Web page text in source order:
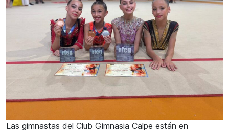
Las gimnastas del Club Gimnasia Calpe están en